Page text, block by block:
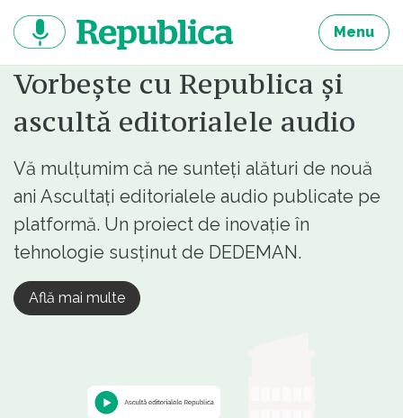
continut
Menu
Vorbește cu Republica și
ascultă editorialele audio
Vă mulțumim că ne sunteți alături de nouă
ani Ascultați editorialele audio publicate pe
platformă. Un proiect de inovație în
tehnologie susținut de DEDEMAN.
Află mai multe